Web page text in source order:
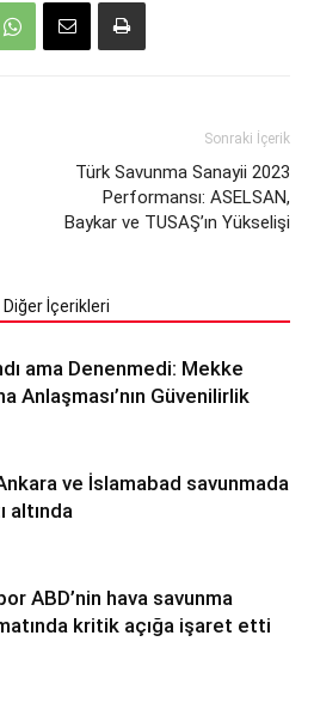
Sonraki İçerik
Türk Savunma Sanayii 2023
Performansı: ASELSAN,
Baykar ve TUSAŞ’ın Yükselişi
Diğer İçerikleri
ama Denenmedi: Mekke
Anlaşması’nın Güvenilirlik
ve İslamabad savunmada
altında
ABD’nin hava savunma
kritik açığa işaret etti